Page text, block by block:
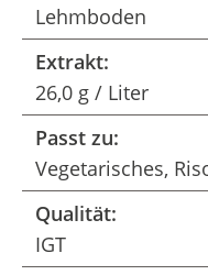
Lehmboden
Extrakt:
26,0 g / Liter
Passt zu:
Vegetarisches,
Qualität:
IGT